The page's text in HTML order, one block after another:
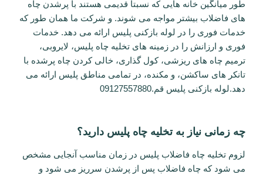
طور میانگین خانه هایی که نسبتا قدیمی هستند با پرشدن چاه
های فاضلاب بیشتر مواجه می شوند. و شرکت ما همان طور که
خدمات فوری را در لوله بازکنی پلیس ارائه می دهد. خدمات
فوری و ارزانش را در زمینه های تخلیه چاه پلیس، لایروبی،
ترمیم چاه های ریزشی، کول گذاری، خالی کردن چاه پرشده با
تانکر های ساکشن، و مکنده، در تمامی مناطق پلیس ارائه می
دهد.لوله بازکنی پلیس قم.09127557880
چه زمانی نیاز به تخلیه چاه پلیس دارید؟
لزوم تخلیه چاه فاضلاب پلیس در زمان مناسب آنجایی مشخص
می شود که چاه فاضلاب پس از پرشدن سرریز می شود و